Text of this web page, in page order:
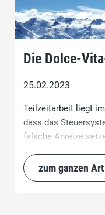
Die Dolce-
25.02.2023
Teilzeitarbeit liegt
dass das
falsche Anreize
zum ganzen